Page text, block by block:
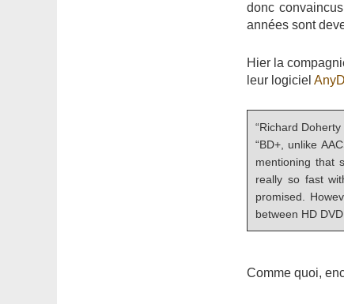
donc
années sont
Hier la
leur logiciel
“Richard
“BD+, unlike
mentioning that
really so fast
promised.
between HD
Comme quoi,